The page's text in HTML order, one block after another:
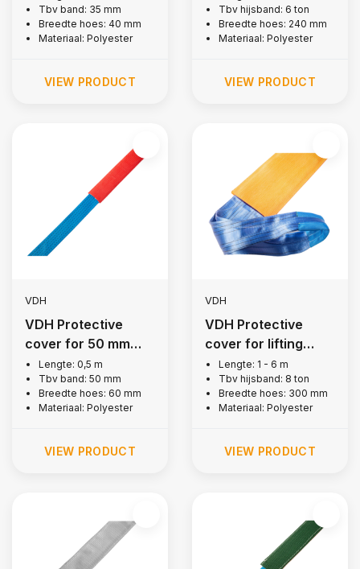
Tbv band: 35 mm
Breedte hoes: 40 mm
Materiaal: Polyester
VIEW PRODUCT
Tbv hijsband: 6 ton
Breedte hoes: 240 mm
Materiaal: Polyester
VIEW PRODUCT
VDH
VDH Protective
cover for 50 mm
lashing strap, 0.5 m
Lengte: 0,5 m
Tbv band: 50 mm
Breedte hoes: 60 mm
Materiaal: Polyester
VIEW PRODUCT
VDH
VDH Protective
cover for lifting
strap, 8 tons
Lengte: 1 - 6 m
Tbv hijsband: 8 ton
Breedte hoes: 300 mm
Materiaal: Polyester
VIEW PRODUCT